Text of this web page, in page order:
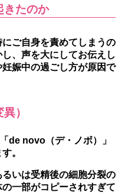
きたのか
ご自身を責めてしまうの
、声を大にしてお伝えし
娠中の過ごし方が原因で
）
de novo（デ・ノボ）」
。
いは受精後の細胞分裂の
一部がコピーされすぎて